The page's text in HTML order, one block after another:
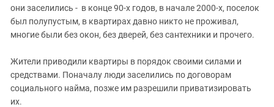
они заселились - в конце 90-х годов, в начале 2000-х, поселок
был полупустым, в квартирах давно никто не проживал,
многие были без окон, без дверей, без сантехники и прочего.
Жители приводили квартиры в порядок своими силами и
средствами. Поначалу люди заселились по договорам
социального найма, позже им разрешили приватизировать
их.